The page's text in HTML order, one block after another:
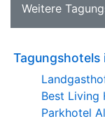
Weitere
Tagungshotels
Best Living
Parkhotel